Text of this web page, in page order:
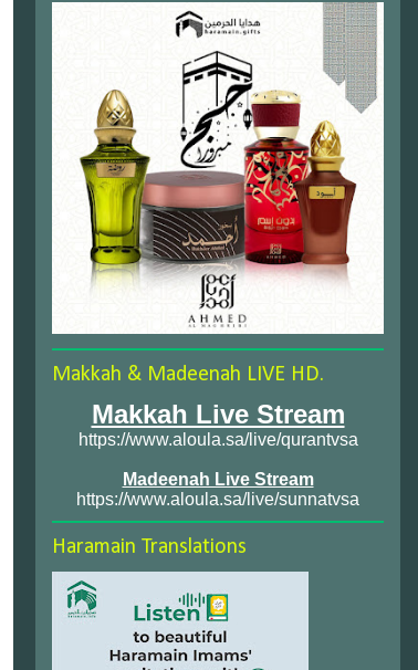
Makkah & Madeenah LIVE HD.
Makkah Live Stream
https://www.aloula.sa/live/qurantvsa
Madeenah Live Stream
https://www.aloula.sa/live/sunnatvsa
Haramain Translations